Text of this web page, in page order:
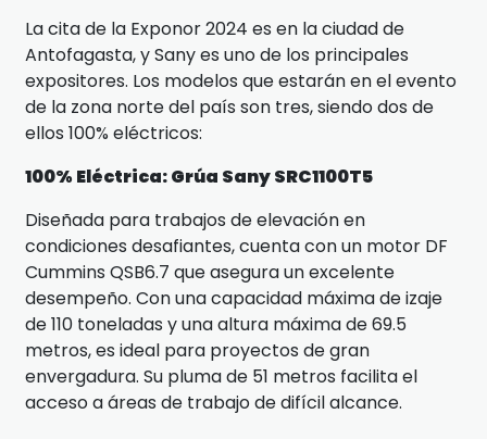
La cita de la Exponor 2024 es en la ciudad de
Antofagasta, y Sany es uno de los principales
expositores. Los modelos que estarán en el evento
de la zona norte del país son tres, siendo dos de
ellos 100% eléctricos:
100% Eléctrica: Grúa Sany SRC1100T5
Diseñada para trabajos de elevación en
condiciones desafiantes, cuenta con un motor DF
Cummins QSB6.7 que asegura un excelente
desempeño. Con una capacidad máxima de izaje
de 110 toneladas y una altura máxima de 69.5
metros, es ideal para proyectos de gran
envergadura. Su pluma de 51 metros facilita el
acceso a áreas de trabajo de difícil alcance.